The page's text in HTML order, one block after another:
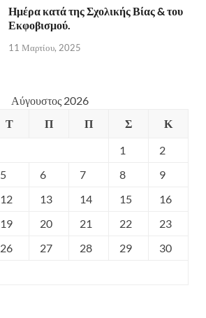
Ημέρα κατά της Σχολικής Βίας & του
Εκφοβισμού.
11 Μαρτίου, 2025
Αύγουστος 2026
Τ Π Π Σ
Κ
1
2
5 6 7 8
9
12 13 14 15
16
19 20 21 22
23
26 27 28 29
30